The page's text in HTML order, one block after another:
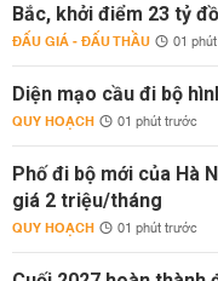
Bắc, khởi điểm 23 tỷ
ĐẤU GIÁ - ĐẤU THẦU 01
Diện mạo cầu đi bộ
QUY HOẠCH 01 phút trước
Phố đi bộ mới của Hà
giá 2 triệu/tháng
QUY HOẠCH 01 phút trước